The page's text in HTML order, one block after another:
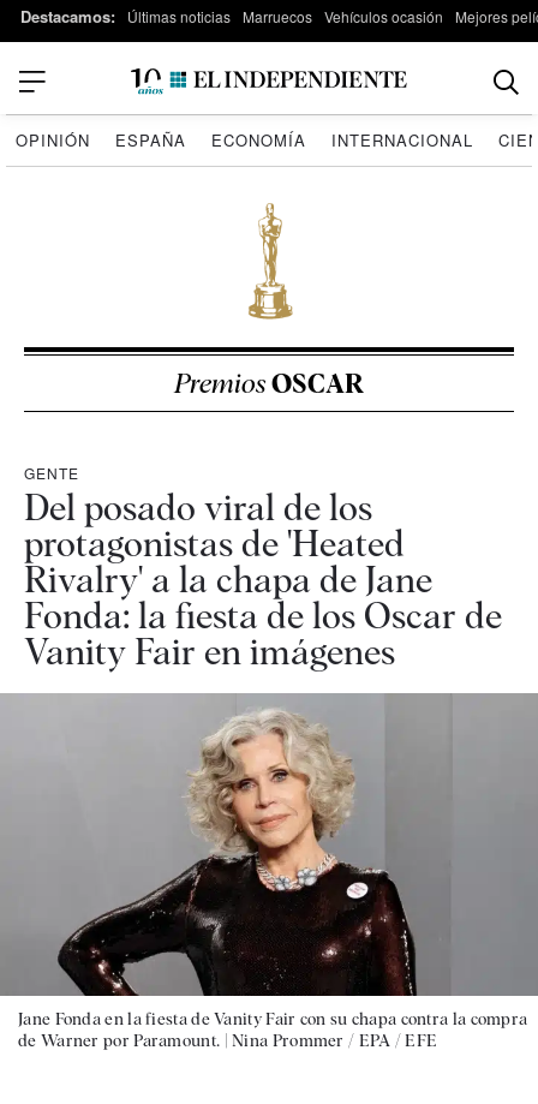
Destacamos: Últimas noticias Marruecos Vehículos ocasión Mejores
OPINIÓN ESPAÑA ECONOMÍA INTERNACIONAL
PremiosOSCAR
GENTE
Del posado viral de los
protagonistas de 'Heated
Rivalry' a la chapa de Jane
Fonda: la fiesta de los Oscar de
Vanity Fair en imágenes
Jane Fonda en la fiesta de Vanity Fair con su chapa contra la compra
de Warner por Paramount. |Nina Prommer / EPA / EFE